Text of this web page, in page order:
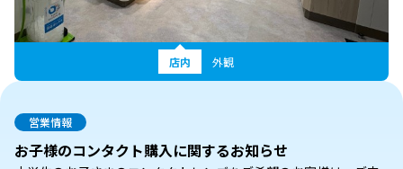
店内 外観
営業情報
お子様のコンタクト購入に関するお知らせ